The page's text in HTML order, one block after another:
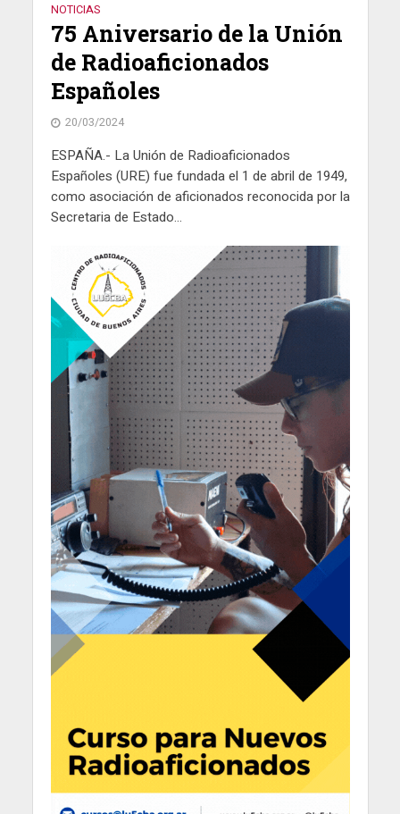
NOTICIAS
75 Aniversario de la Unión
de Radioaficionados
Españoles
20/03/2024
ESPAÑA.- La Unión de Radioaficionados
Españoles (URE) fue fundada el 1 de abril de 1949,
como asociación de aficionados reconocida por la
Secretaria de Estado...